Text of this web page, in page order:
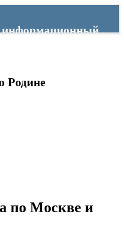
информационный
Родине
по Москве и